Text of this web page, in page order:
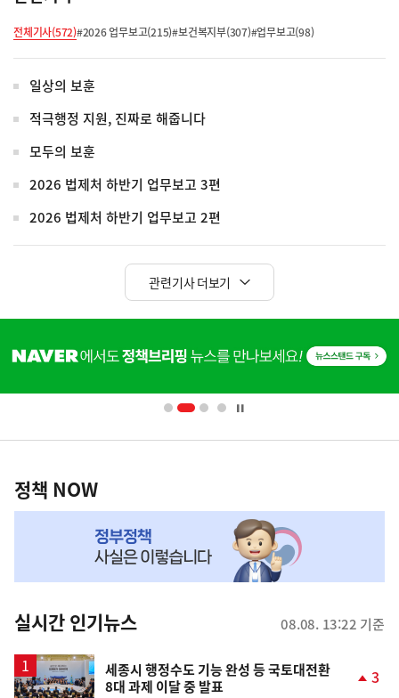
전체기사(572)#2026 업무보고(215)#보건복지부(307)#업무보고(98)
일상의 보훈
적극행정 지원, 진짜로 해줍니다
모두의 보훈
2026 법제처 하반기 업무보고 3편
2026 법제처 하반기 업무보고 2편
관련기사 더보기
단
영
책
NOW,
뉴
스
정책 NOW
실시간 인기뉴스 08.08. 13:22 기준
세종시 행정수도 기능 완성 등 국토대전환
8대 과제 이달 중 발표
3